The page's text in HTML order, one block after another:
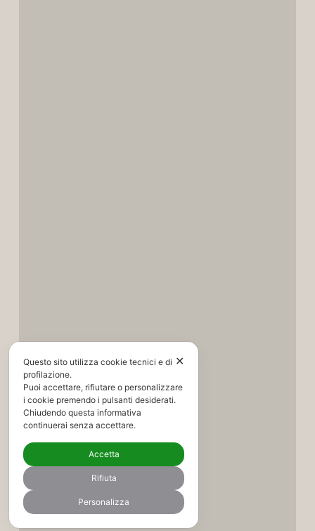
✕
Questo sito utilizza cookie tecnici e di
profilazione.
Puoi accettare, rifiutare o personalizzare
i cookie premendo i pulsanti desiderati.
Chiudendo questa informativa
continuerai senza accettare.
Accetta
Rifiuta
Personalizza